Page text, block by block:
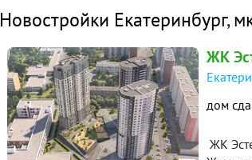
Если у
Новостройки Екатеринбург,
ЖК
дом
ЖК